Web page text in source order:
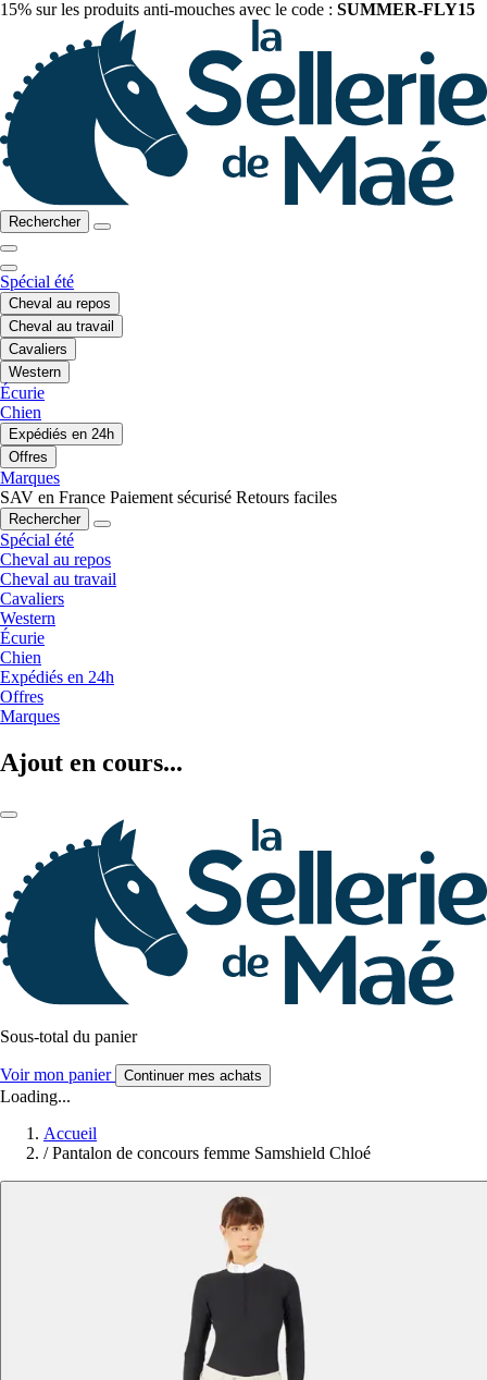
15% sur les produits anti-mouches avec le code : SUMMER-FLY15
Rechercher
Spécial été
Cheval au repos
Cheval au travail
Cavaliers
Western
Écurie
Chien
Expédiés en 24h
Offres
Marques
SAV en France Paiement sécurisé Retours faciles
Rechercher
Spécial été
Cheval au repos
Cheval au travail
Cavaliers
Western
Écurie
Chien
Expédiés en 24h
Offres
Marques
Ajout en cours...
Sous-total du panier
Voir mon panier Continuer mes achats
Loading...
Accueil
/ Pantalon de concours femme Samshield Chloé